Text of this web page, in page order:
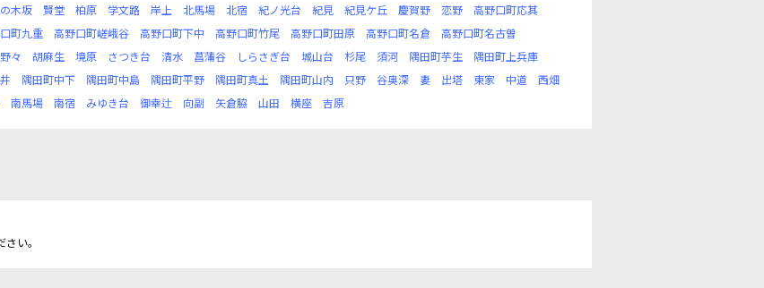
木坂 賢堂 柏原 学文路 岸上 北馬場 北宿 紀ノ光台 紀見 紀見ケ丘 慶賀野 恋野
高野口町応其
町九重 高野口町嵯峨谷 高野口町下中 高野口町竹尾 高野口町田原 高野口町名倉
高野口町名古曽
々 胡麻生 境原 さつき台 清水 菖蒲谷 しらさぎ台 城山台 杉尾 須河 隅田町芋生
隅田町上兵庫
隅田町中下 隅田町中島 隅田町平野 隅田町真土 隅田町山内 只野 谷奥深 妻 出塔 東家 中道
西畑
南馬場 南宿 みゆき台 御幸辻 向副 矢倉脇 山田 横座 吉原
い。